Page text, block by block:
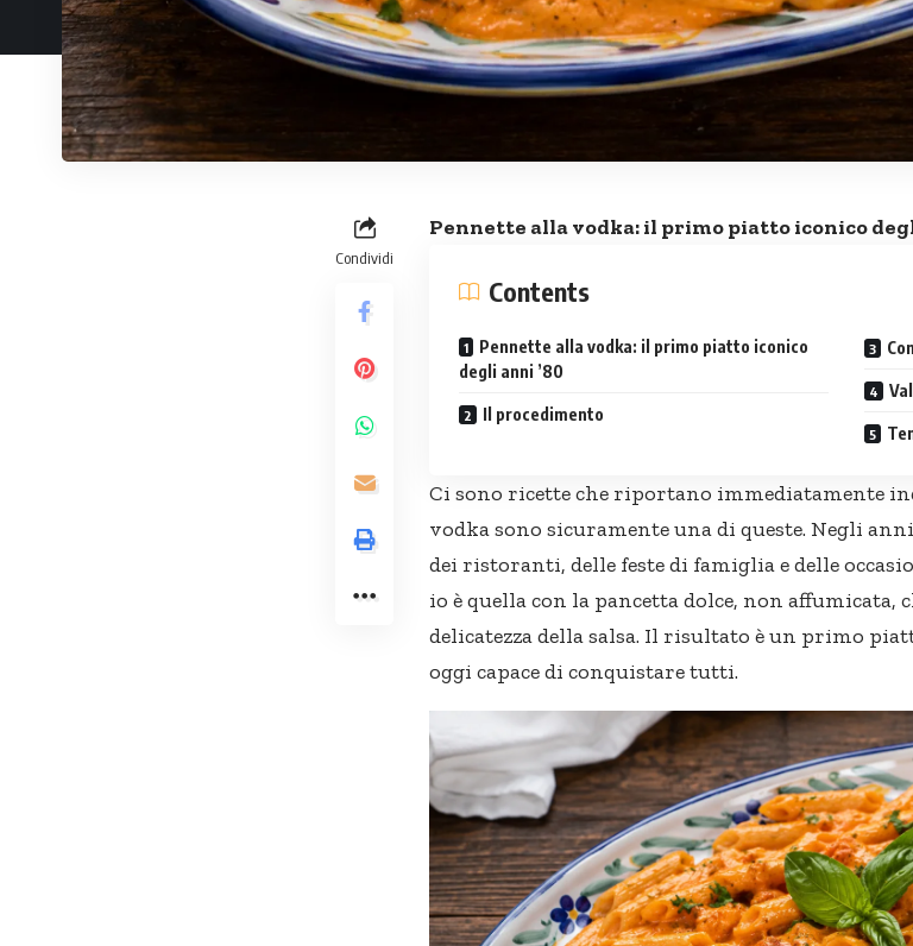
Condividi
Pennette alla vodka: il primo piatto iconico
Contents
Pennette alla vodka: il primo piatto iconico
degli anni ’80
Il procedimento
Ci sono ricette che riportano immediatamente
vodka sono sicuramente una di queste. Negli
dei ristoranti, delle feste di famiglia e delle
io è quella con la pancetta dolce, non affumicata,
delicatezza della salsa. Il risultato è un primo
oggi capace di conquistare tutti.